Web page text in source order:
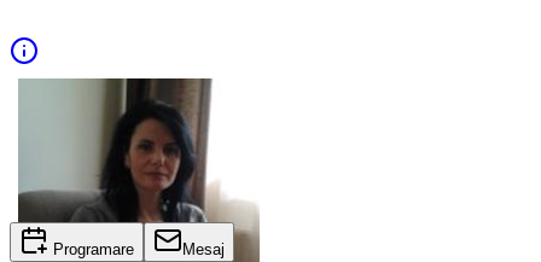
Programare Mesaj